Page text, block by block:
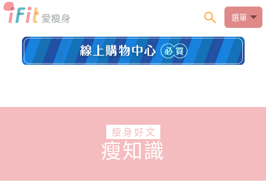
選單
瘦身好文
瘦知識